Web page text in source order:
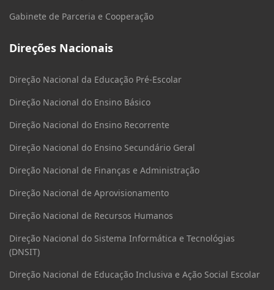
Gabinete de Parceria e Cooperação
Direções Nacionais
Direção Nacional da Educação Pré-Escolar
Direção Nacional do Ensino Básico
Direção Nacional do Ensino Recorrente
Direção Nacional do Ensino Secundário Geral
Direção Nacional de Finanças e Administração
Direção Nacional de Aprovisionamento
Direção Nacional de Recursos Humanos
Direção Nacional do Sistema Informática e Tecnológias
(DNSIT)
Direção Nacional de Educação Inclusiva e Ação Social Escolar